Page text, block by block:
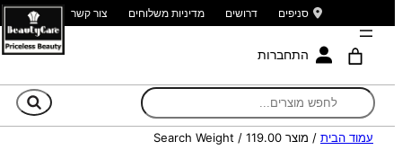
סניפים דרושים מדיניות משלוחים צור קשר
התחברות
עמוד הבית / מוצר Search Weight / 119.00